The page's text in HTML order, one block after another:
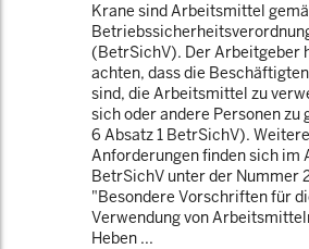
Krane sind Arbeitsmittel
(BetrSichV). Der Arbeitgeber
achten, dass die
sind, die Arbeitsmittel zu
sich oder andere Personen zu
6 Absatz 1 BetrSichV). Weitere
Anforderungen finden sich im
BetrSichV unter der Nummer
"Besondere Vorschriften für
Verwendung von
Heben ...